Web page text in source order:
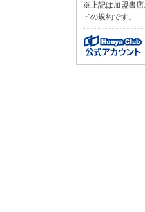
※上記は加盟書店
ドの規約です。